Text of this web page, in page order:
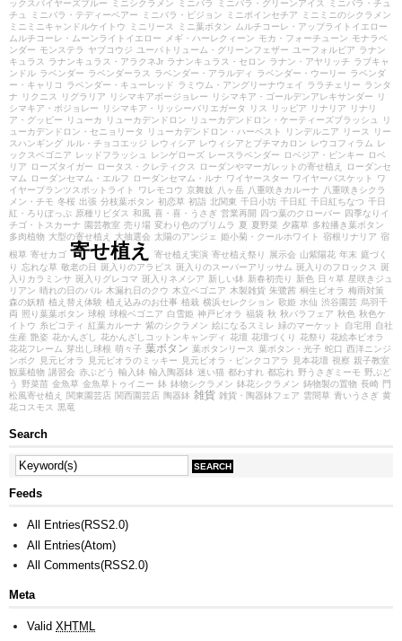
ックスパイヤーズブルー
ミニシクラメン ミニバラ ミニバラ・グリーンアイス
ミニバラ・チュ
チュ
ミニバラ・テディーベアー ミニバラ・ピジョン ミニポインセチア
ミニミニのシクラメン
ミニミニキャンドルケイトウ
ミニリース ミニ葉ボタン
ムルチコーレ・アップライトイエロー
ムルチコーレ・ムーンライトイエロー
メギ・ハーレクィーン モカ・フォーチューン モナラベ
ンダー モンステラ ヤブコウジ ユーパトリューム・グリーンフェザー ユーフォルビア ラナン
キュラス
ラナンキュラス・アラクネJr ラナンキュラス・セロン ラナン・アヤリッチ ラブキャ
ンドル ラベンダー ラベンダーラス ラベンダー・アラルディ ラベンダー・ウーリー ラベンダ
ー・キャリコ
ラベンダー・キューレッド ラミウム・アングリーナウェイ ララチェリー ランタ
ナ
リクニス リグラリア リシマキアボージョレー リシマキア・ゴールデンアレキサンダー
リ
シマキア・ボジョレー
リシマキア・リッシーバリエガータ リス リッピア リナリア
リナリ
ア・グッピー
リューカ リューカデンドロン リューカデンドロン・ケーティーズブラッシュ
リ
ューカデンドロン・セニョリータ
リューカデンドロン・ハーベスト リンデルニア リース
リー
スハンギング ルル・チョコエッジ レウィシア レウィシアとプチマカロン レウコフィラム レ
ックスベゴニア レッドフラッシュ レンゲローズ レースラベンダー ロベジア・ピンキー
ロベ
リア
ローズタイガー ロータス・クレティクス ローダンやマーガレットの寄せ植え
ローダンセ
マム
ローダンセマム・エルフ ローダンセマム・ルナ ワイヤースター ワイヤーバスケット
ワ
イヤープランツスポットライト
ワレモコウ 京舞妓 八ヶ岳 八重咲きカルーナ
八重咲きシクラ
メン・チモ 冬桜 出張 分枝葉ボタン 初恋草 初詣 北関東 千日小坊 千日紅 千日紅ちなつ 千日
紅・ろりぽっぷ 原種リビダス 和風 喜・喜・うさぎ 営業再開 四つ葉のクローバー 四季なりイ
チゴ・トスカーナ
園芸教室 売り場 変わり色のプリムラ 夏 夏野菜 夕霧草 多粒播き葉ボタン
多肉植物 大型の寄せ植え 大抽選会 太陽のアンジェ 姫小菊・クールホワイト 宿根リナリア 宿
根草 寄せカゴ 寄せ植え 寄せ植え実演 寄せ植え祭り 展示会 山紫陽花 年末 庭づく
り 忘れな草 敬老の日 斑入りのアラビス 斑入りのスーパーアリッサム 斑入りのフロックス 斑
入りカラミンサ 斑入りグレコマ 斑入りネメシア 新しい鉢 新春初売り 新色 日々草 星咲きジュ
リアン 晴れの日のパル 木漏れ日のクウ 木立ベゴニア 木製雑貨 朱鷺茜 桐生ビオラ 梅雨対策
森の妖精 植え替え体験 植え込みのお仕事 植栽 横浜セレクション 歌姫 水仙 渋谷園芸 烏羽千
両 照り葉葉ボタン 球根 球根ベゴニア 白雪姫 神戸ビオラ 福袋 秋 秋バラフェア 秋色 秋色ケ
イトウ 糸ピコティ 紅葉カルーナ 紫のシクラメン 絵になるスミレ 緑のマーケット 自宅用
自社
生産 艶姿 花かんざし 花かんざしコットンキャンディ 花壇 花壇づくり 花祭り 花絵本ビオラ
花花フレーム 芽出し球根 萌々子 葉ボタン 葉ボタンリース 葉ボタン・光子 蛇口 西洋ニンジ
ンボク
見元ビオラ 見元ビオラのミッキー 見元ビオラ・ピンクコアラ 見本花壇 視察 親子教室
観葉植物 講習会 赤ぶどう 輸入鉢 輸入陶器鉢 迷い猫 都わすれ 都忘れ 野うさぎミーモ 野ぶど
う
野菜苗 金魚草 金魚草トゥイニー 鉢 鉢物シクラメン 鉢花シクラメン 鋳物製の置物 長崎
門
松風寄せ植え
関東園芸店 関西園芸店 陶器鉢 雑貨 雑貨・陶器鉢フェア 雲間草 青いうさぎ 黄
花コスモス 黒竜
Search
Feeds
All Entries(RSS2.0)
All Entries(Atom)
All Comments(RSS2.0)
Meta
Valid XHTML